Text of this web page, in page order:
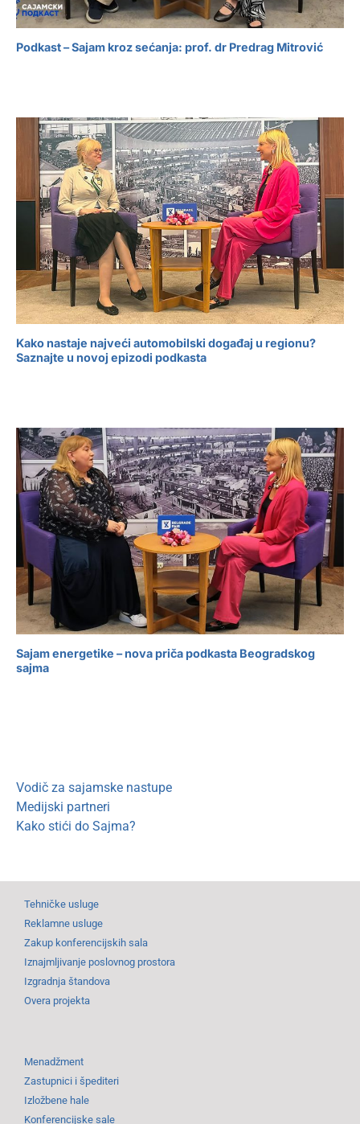
Podkast – Sajam kroz sećanja: prof. dr Predrag Mitrović
Kako nastaje najveći automobilski događaj u regionu?
Saznajte u novoj epizodi podkasta
Sajam energetike – nova priča podkasta Beogradskog
sajma
Vodič za sajamske nastupe
Medijski partneri
Kako stići do Sajma?
Tehničke usluge
Reklamne usluge
Zakup konferencijskih sala
Iznajmljivanje poslovnog prostora
Izgradnja štandova
Overa projekta
Menadžment
Zastupnici i špediteri
Izložbene hale
Konferencijske sale